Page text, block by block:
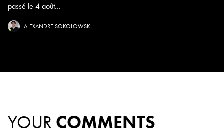
passé le 4 août...
ALEXANDRE SOKOLOWSKI
YOUR COMMENTS